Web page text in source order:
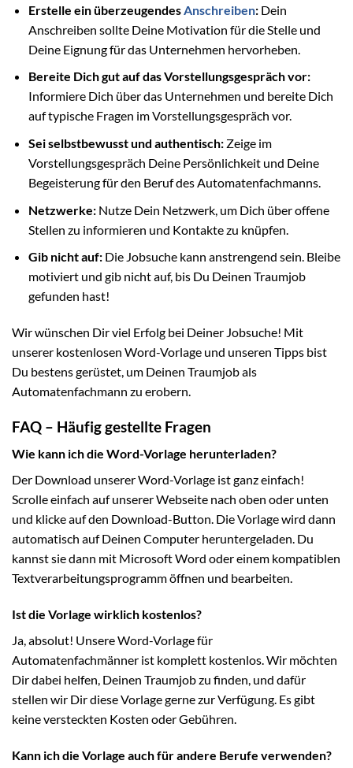
Erstelle ein überzeugendes Anschreiben:Dein
Anschreiben sollte Deine Motivation für die Stelle und
Deine Eignung für das Unternehmen hervorheben.
Bereite Dich gut auf das Vorstellungsgespräch vor:
Informiere Dich über das Unternehmen und bereite Dich
auf typische Fragen im Vorstellungsgespräch vor.
Sei selbstbewusst und authentisch:Zeige im
Vorstellungsgespräch Deine Persönlichkeit und Deine
Begeisterung für den Beruf des Automatenfachmanns.
Netzwerke:Nutze Dein Netzwerk, um Dich über offene
Stellen zu informieren und Kontakte zu knüpfen.
Gib nicht auf:Die Jobsuche kann anstrengend sein. Bleibe
motiviert und gib nicht auf, bis Du Deinen Traumjob
gefunden hast!
Wir wünschen Dir viel Erfolg bei Deiner Jobsuche! Mit
unserer kostenlosen Word-Vorlage und unseren Tipps bist
Du bestens gerüstet, um Deinen Traumjob als
Automatenfachmann zu erobern.
FAQ – Häufig gestellte Fragen
Wie kann ich die Word-Vorlage herunterladen?
Der Download unserer Word-Vorlage ist ganz einfach!
Scrolle einfach auf unserer Webseite nach oben oder unten
und klicke auf den Download-Button. Die Vorlage wird dann
automatisch auf Deinen Computer heruntergeladen. Du
kannst sie dann mit Microsoft Word oder einem kompatiblen
Textverarbeitungsprogramm öffnen und bearbeiten.
Ist die Vorlage wirklich kostenlos?
Ja, absolut! Unsere Word-Vorlage für
Automatenfachmänner ist komplett kostenlos. Wir möchten
Dir dabei helfen, Deinen Traumjob zu finden, und dafür
stellen wir Dir diese Vorlage gerne zur Verfügung. Es gibt
keine versteckten Kosten oder Gebühren.
Kann ich die Vorlage auch für andere Berufe verwenden?